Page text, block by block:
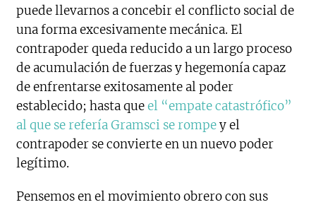
puede llevarnos a concebir el conflicto social de
una forma excesivamente mecánica. El
contrapoder queda reducido a un largo proceso
de acumulación de fuerzas y hegemonía capaz
de enfrentarse exitosamente al poder
establecido; hasta queel “empate catastrófico”
al que se refería Gramsci se rompey el
contrapoder se convierte en un nuevo poder
legítimo.
Pensemos en el movimiento obrero con sus